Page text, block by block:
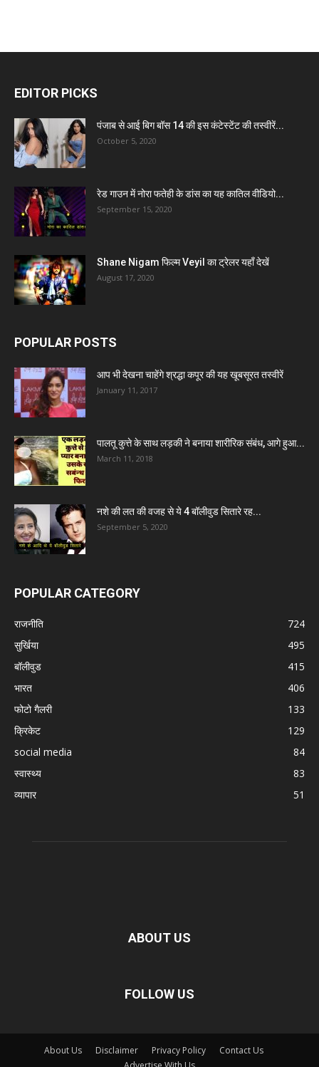
EDITOR PICKS
पंजाब से आई बिग बॉस 14 की इस कंटेस्टेंट की तस्वीरें...
October 5, 2020
रेड गाउन में नोरा फतेही के डांस का यह कातिल वीडियो...
September 15, 2020
Shane Nigam फिल्म Veyil का ट्रेलर यहाँ देखें
August 17, 2020
POPULAR POSTS
आप भी देखना चाहेंगे श्रद्धा कपूर की यह खूबसूरत तस्वीरें
January 11, 2017
पालतू कुत्ते के साथ लड़की ने बनाया शारीरिक संबंध, आगे हुआ...
March 11, 2018
नशे की लत की वजह से ये 4 बॉलीवुड सितारे रह...
September 5, 2020
POPULAR CATEGORY
राजनीति
724
सुर्खिया
495
बॉलीवुड
415
भारत
406
फोटो गैलरी
133
क्रिकेट
129
social media
84
स्वास्थ्य
83
व्यापार
51
ABOUT US
FOLLOW US
About Us Disclaimer Privacy Policy
Contact Us